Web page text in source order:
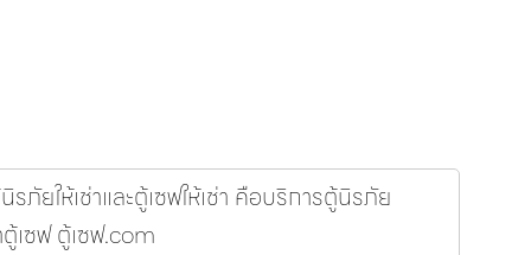
ยให้เช่าและตู้เซฟให้เช่า คือบริการตู้นิรภัย
เซฟ ตู้เซฟ.com